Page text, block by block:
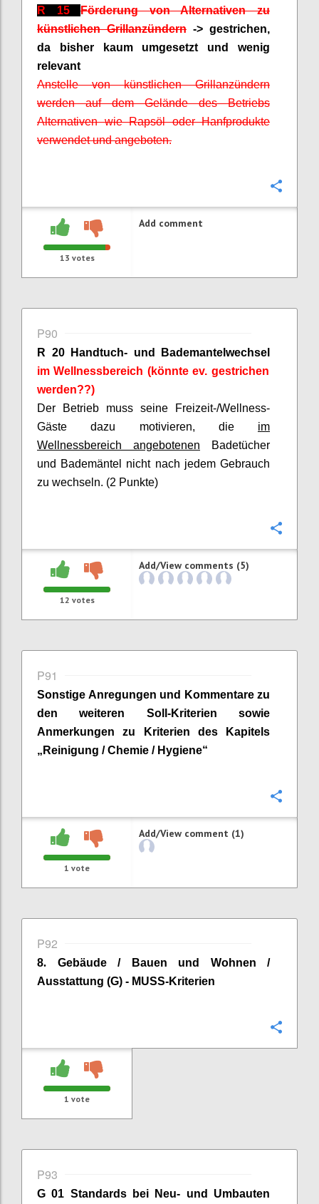
R 15Förderung von Alternativen zu
künstlichen Grillanzündern -> gestrichen,
da bisher kaum umgesetzt und wenig
relevant
Anstelle von künstlichen Grillanzündern
werden auf dem Gelände des Betriebs
Alternativen wie Rapsöl oder Hanfprodukte
verwendet und angeboten.
13 votes
Add comment
P90
R 20 Handtuch- und Bademantelwechsel
im Wellnessbereich (könnte ev. gestrichen
werden??)
Der Betrieb muss seine Freizeit-/Wellness-
Gäste dazu motivieren, die im
Wellnessbereich angebotenen Badetücher
und Bademäntel nicht nach jedem Gebrauch
zu wechseln. (2 Punkte)
12 votes
Add/View comments (5)
P91
Sonstige Anregungen und Kommentare zu
den weiteren Soll-Kriterien sowie
Anmerkungen zu Kriterien des Kapitels
„ Reinigung / Chemie / Hygiene“
1 vote
Add/View comment (1)
P92
8. Gebäude / Bauen und Wohnen /
Ausstattung (G) - MUSS-Kriterien
1 vote
P93
G 01 Standards bei Neu- und Umbauten